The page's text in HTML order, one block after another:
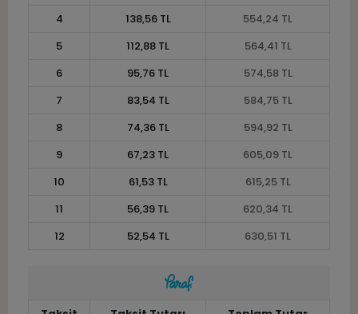
4 138,56 TL
554,24 TL
5
112,88 TL
564,41 TL
6
95,76 TL
574,58 TL
7
83,54 TL
584,75 TL
8
74,36 TL
594,92 TL
9
67,23 TL
605,09 TL
10
61,53 TL
615,25 TL
11
56,39 TL
620,34 TL
12
52,54 TL 630,51 TL